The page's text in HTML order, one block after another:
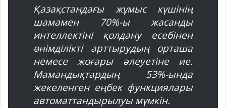
Қазақстандағы жұмыс күшінің
шамамен 70%-ы жасанды
интеллектіні қолдану есебінен
өнімділікті арттырудың орташа
немесе жоғары әлеуетіне ие.
Мамандықтардың 53%-ында
жекеленген еңбек функциялары
автоматтандырылуы мүмкін.